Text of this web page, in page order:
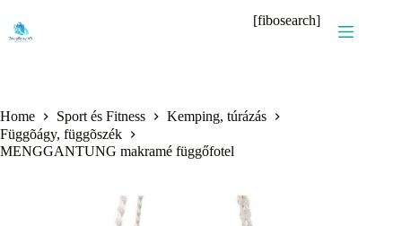
content
[fibosearch]
Home Sport és Fitness
Kemping, túrázás
Függõágy, függõszék
MENGGANTUNG makramé függőfotel